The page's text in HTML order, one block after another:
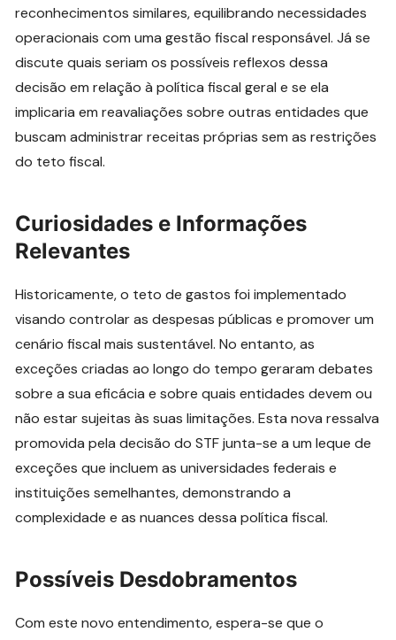
reconhecimentos similares, equilibrando necessidades
operacionais com uma gestão fiscal responsável. Já se
discute quais seriam os possíveis reflexos dessa
decisão em relação à política fiscal geral e se ela
implicaria em reavaliações sobre outras entidades que
buscam administrar receitas próprias sem as restrições
do teto fiscal.
Curiosidades e Informações
Relevantes
Historicamente, o teto de gastos foi implementado
visando controlar as despesas públicas e promover um
cenário fiscal mais sustentável. No entanto, as
exceções criadas ao longo do tempo geraram debates
sobre a sua eficácia e sobre quais entidades devem ou
não estar sujeitas às suas limitações. Esta nova ressalva
promovida pela decisão do STF junta-se a um leque de
exceções que incluem as universidades federais e
instituições semelhantes, demonstrando a
complexidade e as nuances dessa política fiscal.
Possíveis Desdobramentos
Com este novo entendimento, espera-se que o